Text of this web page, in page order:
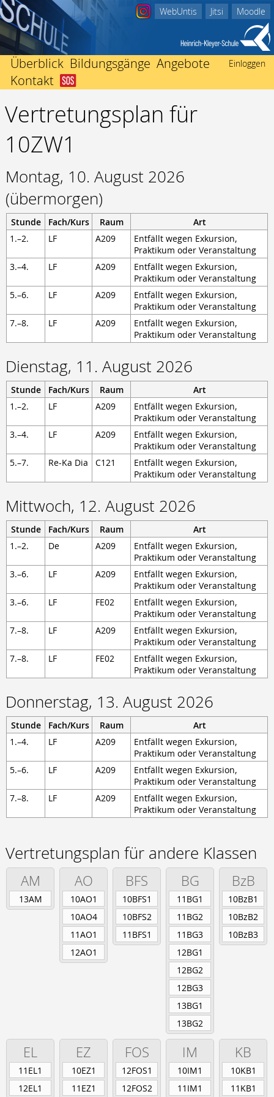
WebUntis Jitsi Moodle
Einloggen
Überblick
Startseite
Schulleitung
Kollegium
Sekretariate
Förderverein
Schwerbehindertenvertretung
Bildungsgänge
Abitur
Fachhochschulreife
Mittlerer Abschluss
Berufsfachschule
Berufsvorbereitend
Bildungsgänge zur Berufsvorbereitung
Berufsbegleitend
Fachschule für Technik
Anlagenmechaniker/-in
Augenoptiker/-in
Eisenbahner/-in im Betriebsdienst
Fahrradmonteur/-in
Industriemechaniker/-in
Karosserie- und Fahrzeugbaumechaniker/-in
Konstruktionsmechaniker/-in
Kraftfahrzeugmechatroniker/-in
Mechatroniker/-in
Zweiradmechatroniker/-in
Angebote
Beratungsangebote
Einschulung
International
Unterrichtszeiten
Kontakt
Ich bin in Not
Nachricht an Klassenlehrer/-in
Der Weg zu uns
Impressum
Vertretungsplan für
10ZW1
Montag, 10. August 2026
(übermorgen)
Stunde Fach/Kurs Raum
Art
1.–2.
LF A209
Entfällt wegen Exkursion,
Praktikum oder Veranstaltung
3.–4.
LF A209
Entfällt wegen Exkursion,
Praktikum oder Veranstaltung
5.–6.
LF A209
Entfällt wegen Exkursion,
Praktikum oder Veranstaltung
7.–8.
LF A209
Entfällt wegen Exkursion,
Praktikum oder Veranstaltung
Dienstag, 11. August 2026
Stunde Fach/Kurs Raum
Art
1.–2.
LF A209
Entfällt wegen Exkursion,
Praktikum oder Veranstaltung
3.–4.
LF A209
Entfällt wegen Exkursion,
Praktikum oder Veranstaltung
5.–7.
Re-Ka Dia C121
Entfällt wegen Exkursion,
Praktikum oder Veranstaltung
Mittwoch, 12. August 2026
Stunde Fach/Kurs Raum
Art
1.–2.
De A209
Entfällt wegen Exkursion,
Praktikum oder Veranstaltung
3.–6.
LF A209
Entfällt wegen Exkursion,
Praktikum oder Veranstaltung
3.–6.
LF FE02
Entfällt wegen Exkursion,
Praktikum oder Veranstaltung
7.–8.
LF A209
Entfällt wegen Exkursion,
Praktikum oder Veranstaltung
7.–8.
LF FE02
Entfällt wegen Exkursion,
Praktikum oder Veranstaltung
Donnerstag, 13. August 2026
Stunde Fach/Kurs Raum
Art
1.–4.
LF A209
Entfällt wegen Exkursion,
Praktikum oder Veranstaltung
5.–6.
LF A209
Entfällt wegen Exkursion,
Praktikum oder Veranstaltung
7.–8.
LF A209
Entfällt wegen Exkursion,
Praktikum oder Veranstaltung
Vertretungsplan für andere Klassen
AM
13AM
AO
10AO1
10AO4
11AO1
12AO1
BFS
10BFS1
10BFS2
11BFS1
BG
11BG1
11BG2
11BG3
12BG1
12BG2
12BG3
13BG1
13BG2
BzB
10BzB1
10BzB2
10BzB3
EL
11EL1
12EL1
EZ
10EZ1
11EZ1
FOS
12FOS1
12FOS2
IM
10IM1
11IM1
KB
10KB1
11KB1